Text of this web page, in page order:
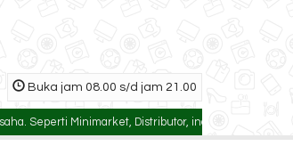
Buka jam 08.00 s/d jam 21.00
Minimarket, Distributor, industri/manufaktur,